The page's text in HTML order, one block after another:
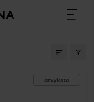
atvyksta